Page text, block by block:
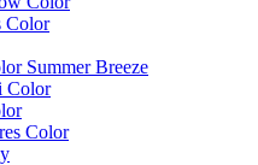
Color
Summer Breeze
Color
Color